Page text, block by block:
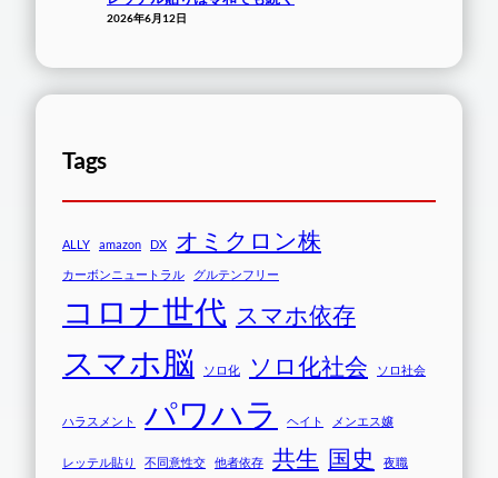
2026年6月12日
Tags
ALLY amazon DX オミクロン株
カーボンニュートラル グルテンフリー
コロナ世代 スマホ依存
スマホ脳 ソロ化 ソロ化社会 ソロ社会
ハラスメント パワハラ ヘイト メンエス嬢
レッテル貼り 不同意性交 他者依存 共生 国史 夜職